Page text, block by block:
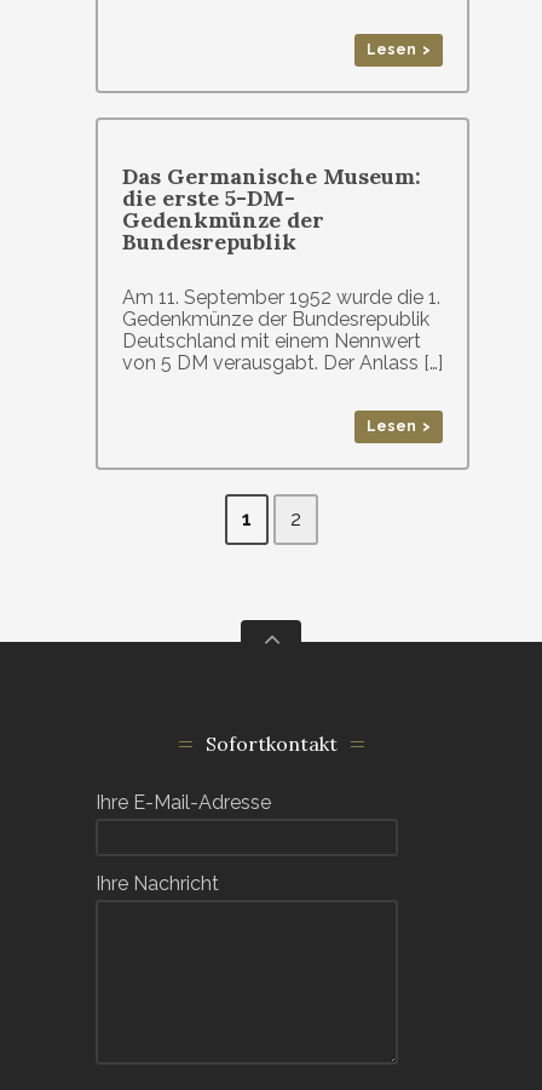
Lesen >
Das Germanische Museum:
die erste 5-DM-
Gedenkmünze der
Bundesrepublik
Am 11. September 1952 wurde die 1.
Gedenkmünze der Bundesrepublik
Deutschland mit einem Nennwert
von 5 DM verausgabt. Der Anlass […]
Lesen >
1 2
Sofortkontakt
Ihre E-Mail-Adresse
Ihre Nachricht